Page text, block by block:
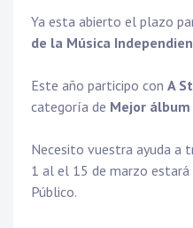
Ya esta abierto el plazo
de la Música
Este año participo con A
categoría de Mejor
Necesito vuestra ayuda a
1 al el 15 de marzo
Público.